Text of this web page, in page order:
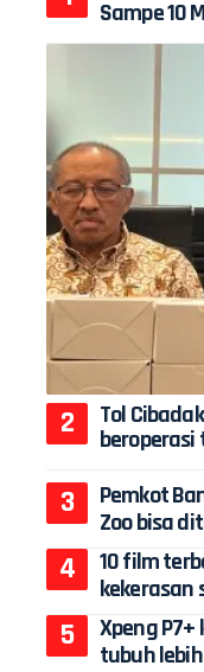
Sampe 10
Tol
Pemkot
Zoo bisa
10 film
kekerasan
Xpeng P7+
tubuh